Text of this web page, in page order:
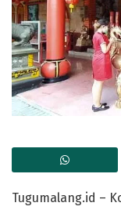
Tugumalang.id –